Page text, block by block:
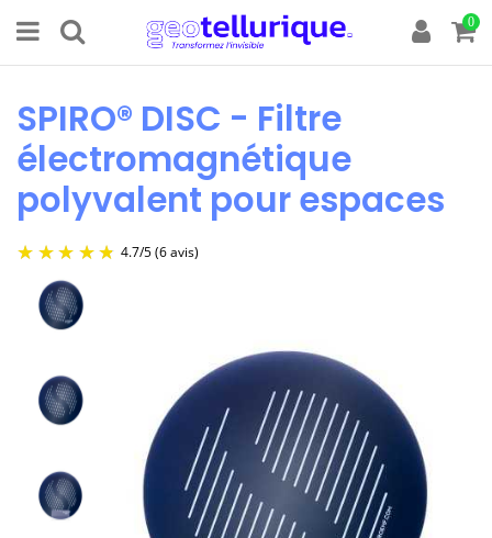
0
SPIRO® DISC - Filtre
électromagnétique
polyvalent pour espaces